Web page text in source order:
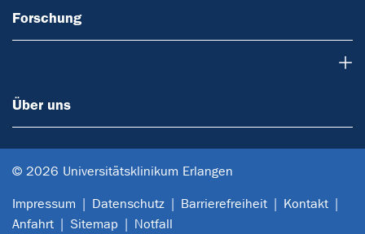
Forschung
Über uns
© 2026 Universitätsklinikum Erlangen
Impressum Datenschutz Barrierefreiheit
Kontakt
Anfahrt
Sitemap Notfall